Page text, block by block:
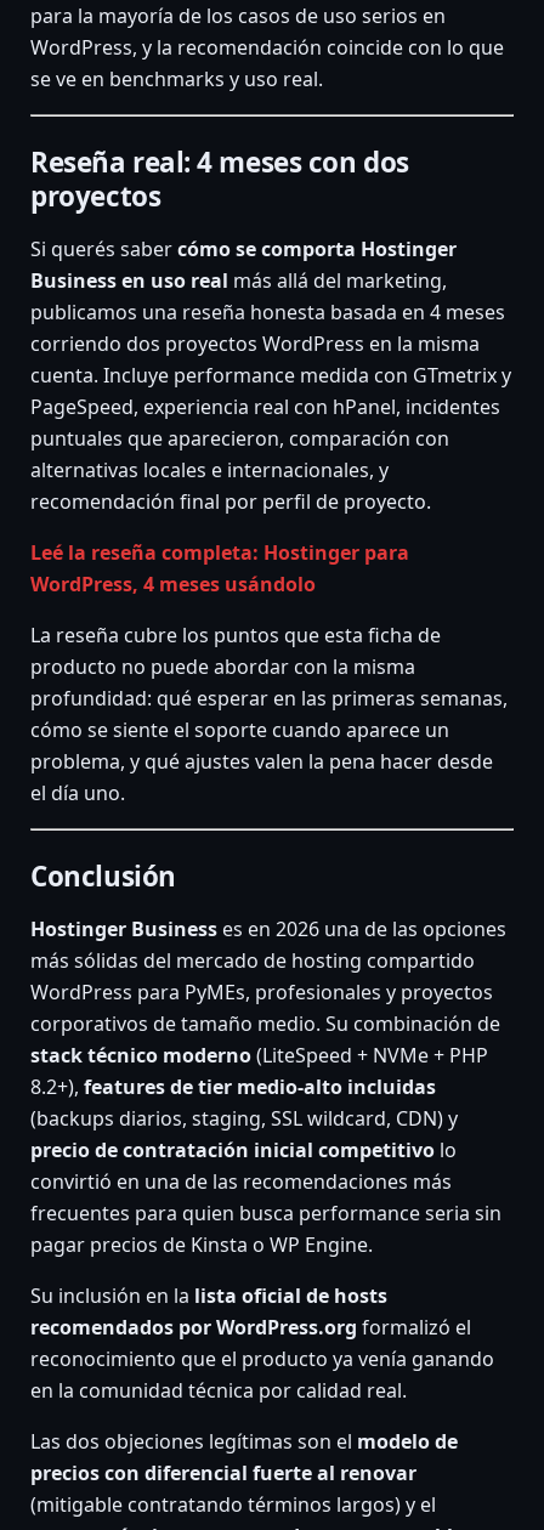
para la mayoría de los casos de uso serios en
WordPress, y la recomendación coincide con lo que
se ve en benchmarks y uso real.
Reseña real: 4 meses con dos
proyectos
Si querés sabercómo se comporta Hostinger
Business en uso real más allá del marketing,
publicamos una reseña honesta basada en 4 meses
corriendo dos proyectos WordPress en la misma
cuenta. Incluye performance medida con GTmetrix y
PageSpeed, experiencia real con hPanel, incidentes
puntuales que aparecieron, comparación con
alternativas locales e internacionales, y
recomendación final por perfil de proyecto.
Leé la reseña completa: Hostinger para
WordPress, 4 meses usándolo
La reseña cubre los puntos que esta ficha de
producto no puede abordar con la misma
profundidad: qué esperar en las primeras semanas,
cómo se siente el soporte cuando aparece un
problema, y qué ajustes valen la pena hacer desde
el día uno.
Conclusión
Hostinger Business es en 2026 una de las opciones
más sólidas del mercado de hosting compartido
WordPress para PyMEs, profesionales y proyectos
corporativos de tamaño medio. Su combinación de
stack técnico moderno(LiteSpeed + NVMe + PHP
8.2+),features de tier medio-alto incluidas
(backups diarios, staging, SSL wildcard, CDN) y
precio de contratación inicial competitivo lo
convirtió en una de las recomendaciones más
frecuentes para quien busca performance seria sin
pagar precios de Kinsta o WP Engine.
Su inclusión en la lista oficial de hosts
recomendados por WordPress.org formalizó el
reconocimiento que el producto ya venía ganando
en la comunidad técnica por calidad real.
Las dos objeciones legítimas son el modelo de
precios con diferencial fuerte al renovar
(mitigable contratando términos largos) y el